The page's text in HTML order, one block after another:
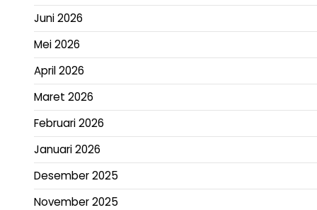
Juni 2026
Mei 2026
April 2026
Maret 2026
Februari 2026
Januari 2026
Desember 2025
November 2025